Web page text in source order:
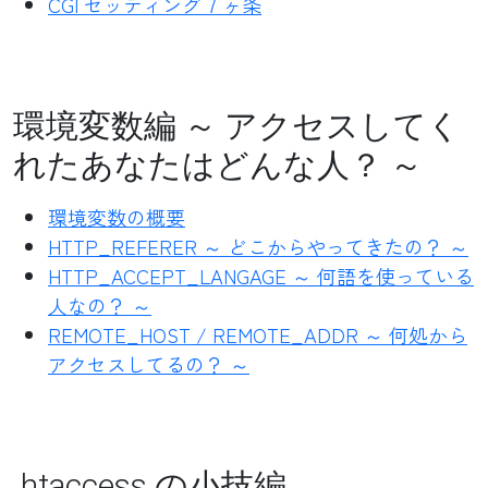
環境変数編 ～ アクセスしてく
れたあなたはどんな人？ ～
環境変数の概要
HTTP_REFERER ～ どこからやってきたの？ ～
HTTP_ACCEPT_LANGAGE ～ 何語を使っている
人なの？ ～
REMOTE_HOST / REMOTE_ADDR ～ 何処から
アクセスしてるの？ ～